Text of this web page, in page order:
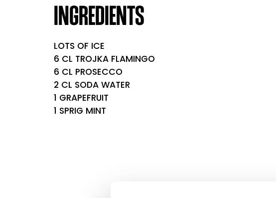
INGREDIENTS
LOTS OF ICE
6 CL TROJKA FLAMINGO
6 CL PROSECCO
2 CL SODA WATER
1 GRAPEFRUIT
1 SPRIG MINT